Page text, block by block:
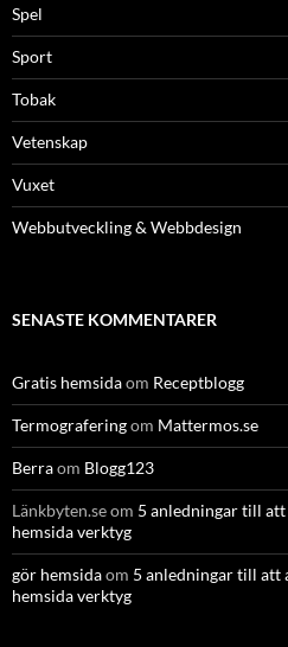
Spel
Sport
Tobak
Vetenskap
Vuxet
Webbutveckling & Webbdesign
SENASTE KOMMENTARER
Gratis hemsidaom Receptblogg
Termograferingom Mattermos.se
Berraom Blogg123
Länkbyten.seom 5 anledningar till att
hemsida verktyg
gör hemsidaom 5 anledningar till att
hemsida verktyg